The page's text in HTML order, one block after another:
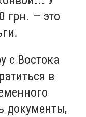
грн. — это
с Востока
в
документы,